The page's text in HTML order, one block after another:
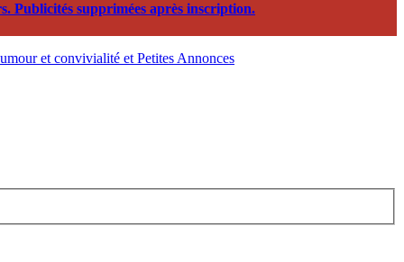
Publicités supprimées après inscription.
et convivialité et Petites Annonces